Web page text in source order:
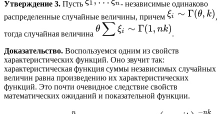
Утверждение 3. Пусть
- независимые одинаково
распределенные случайные величины, причем
,
тогда случайная величина
.
Доказательство. Воспользуемся одним из свойств
характеристических функций. Оно звучит так:
характеристическая функция суммы независимых случайных
величин равна произведению их характеристических
функций. Это почти очевидное следствие свойств
математических ожиданий и показательной функции.